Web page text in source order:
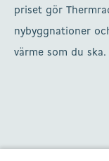
priset gör
nybyggnationer
värme som du ska.